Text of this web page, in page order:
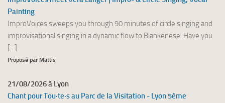
Painting
ImproVoices sweeps you through 90 minutes of circle singing and
improvisational singing in a dynamic flow to Blankenese. Have you
[...]
Proposé par Mattis
21/08/2026 à Lyon
Chant pour Tou·te·s au Parc de la Visitation - Lyon 5ème